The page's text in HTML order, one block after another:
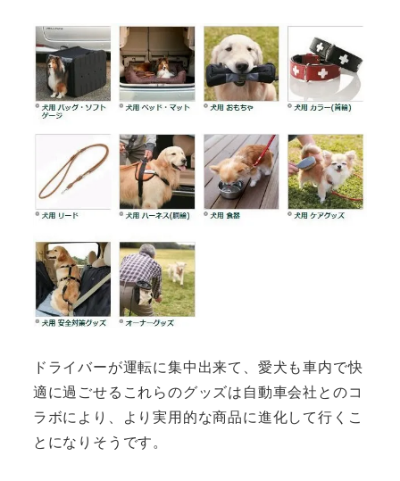
ドライバーが運転に集中出来て、愛犬も車内で快
適に過ごせるこれらのグッズは自動車会社とのコ
ラボにより、より実用的な商品に進化して行くこ
とになりそうです。